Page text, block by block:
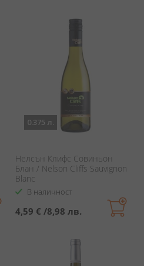
0.375 л.
Нелсън Клифс Совиньон
Блан / Nelson Cliffs Sauvignon
Blanc
В наличност
4,59 € /8,98 лв.